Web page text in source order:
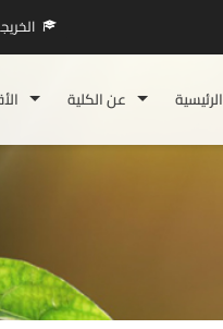
عن الكلية الرئيسية